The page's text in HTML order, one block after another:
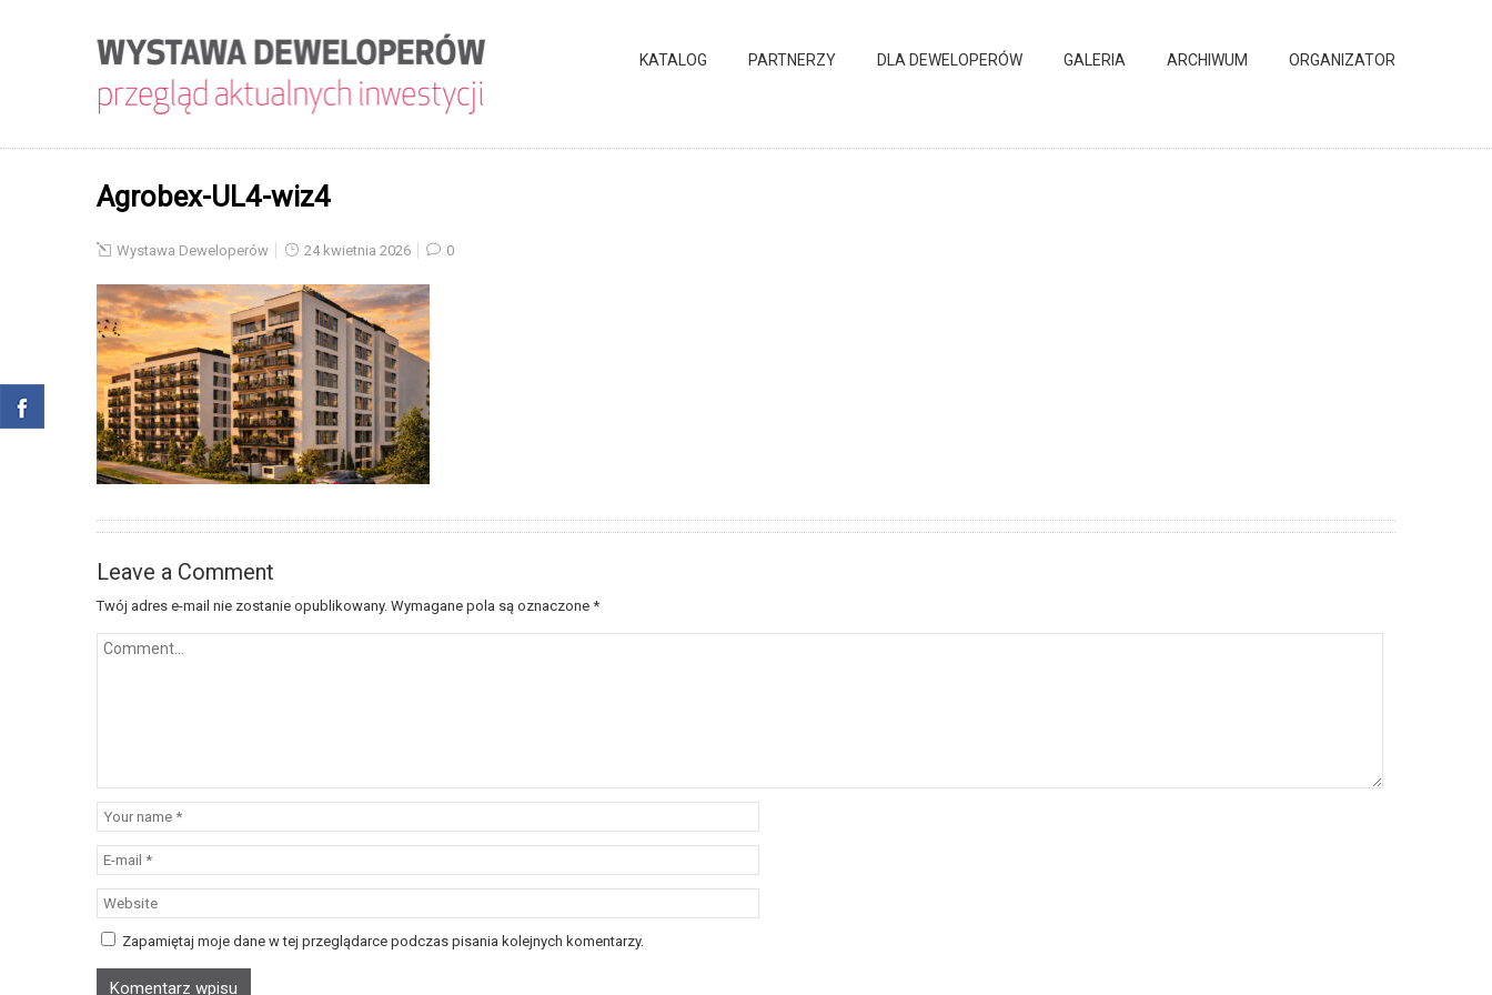
KATALOG PARTNERZY DLA DEWELOPERÓW GALERIA ARCHIWUM ORGANIZATOR
Agrobex-UL4-wiz4
Wystawa Deweloperów 24 kwietnia 2026 0
Leave a Comment
Twój adres e-mail nie zostanie opublikowany. Wymagane pola są oznaczone *
Zapamiętaj moje dane w tej przeglądarce podczas pisania kolejnych komentarzy.